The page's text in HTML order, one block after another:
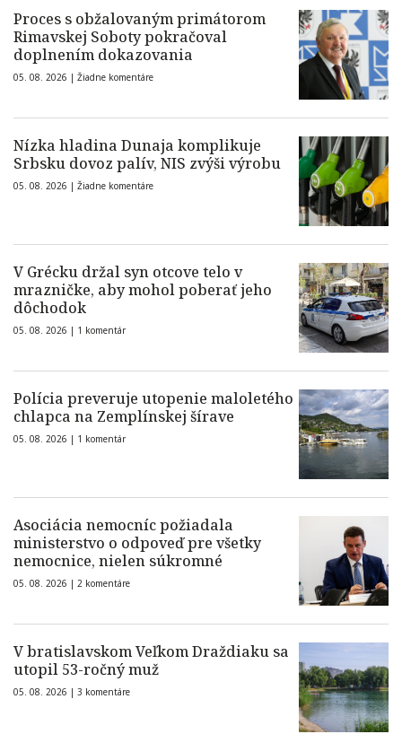
Proces s obžalovaným primátorom
Rimavskej Soboty pokračoval
doplnením dokazovania
05. 08. 2026 | Žiadne komentáre
Nízka hladina Dunaja komplikuje
Srbsku dovoz palív, NIS zvýši výrobu
05. 08. 2026 | Žiadne komentáre
V Grécku držal syn otcove telo v
mrazničke, aby mohol poberať jeho
dôchodok
05. 08. 2026 | 1 komentár
Polícia preveruje utopenie maloletého
chlapca na Zemplínskej šírave
05. 08. 2026 | 1 komentár
Asociácia nemocníc požiadala
ministerstvo o odpoveď pre všetky
nemocnice, nielen súkromné
05. 08. 2026 | 2 komentáre
V bratislavskom Veľkom Draždiaku sa
utopil 53-ročný muž
05. 08. 2026 | 3 komentáre